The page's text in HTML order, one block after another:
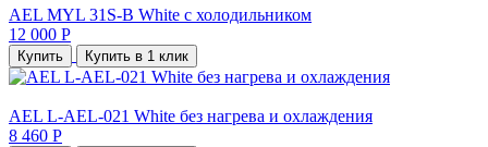
AEL MYL 31S-B White с холодильником
12 000 Р
Купить Купить в 1 клик
AEL L-AEL-021 White без нагрева и охлаждения
8 460 Р